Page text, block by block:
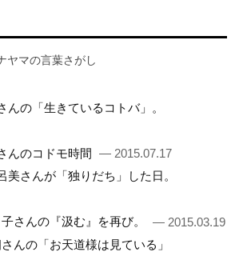
ヤマの言葉さがし
んの「生きているコトバ」。
んのコドモ時間 — 2015.07.17
美さんが「独りだち」した日。
さんの『汲む』を再び。
— 2015.03.19
んの「お天道様は見ている」